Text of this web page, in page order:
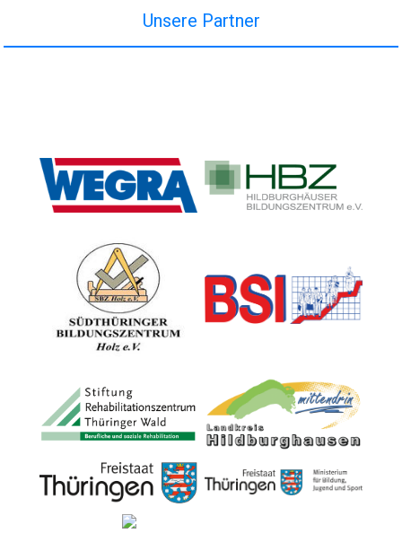
Unsere Partner